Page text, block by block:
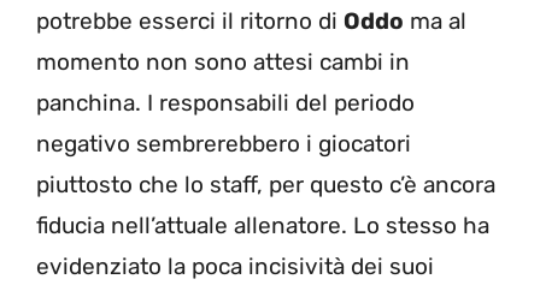
potrebbe esserci il ritorno di Oddo ma al
momento non sono attesi cambi in
panchina. I responsabili del periodo
negativo sembrerebbero i giocatori
piuttosto che lo staff, per questo c’è ancora
fiducia nell’attuale allenatore. Lo stesso ha
evidenziato la poca incisività dei suoi